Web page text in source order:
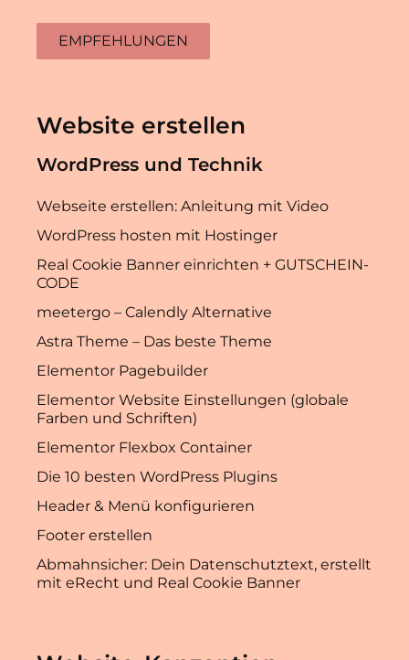
EMPFEHLUNGEN
Website erstellen
WordPress und Technik
Webseite erstellen: Anleitung mit Video
WordPress hosten mit Hostinger
Real Cookie Banner einrichten + GUTSCHEIN-
CODE
meetergo – Calendly Alternative
Astra Theme – Das beste Theme
Elementor Pagebuilder
Elementor Website Einstellungen (globale
Farben und Schriften)
Elementor Flexbox Container
Die 10 besten WordPress Plugins
Header & Menü konfigurieren
Footer erstellen
Abmahnsicher: Dein Datenschutztext, erstellt
mit eRecht und Real Cookie Banner